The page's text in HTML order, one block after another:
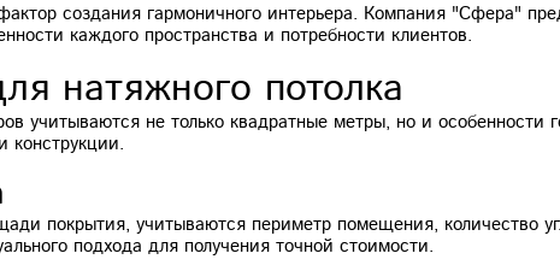
создания гармоничного интерьера. Компания "Сфера"
каждого пространства и потребности клиентов.
натяжного потолка
учитываются не только квадратные метры, но и особенности
конструкции.
покрытия, учитываются периметр помещения, количество
подхода для получения точной стоимости.